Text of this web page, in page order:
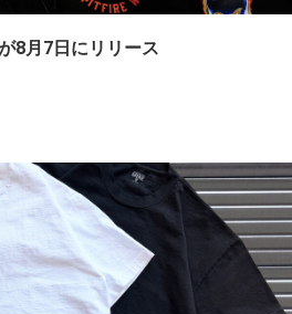
8月7日にリリース